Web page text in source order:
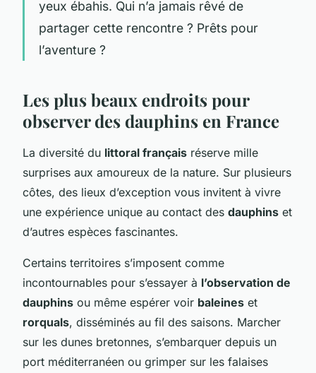
yeux ébahis. Qui n’a jamais rêvé de
partager cette rencontre ? Prêts pour
l’aventure ?
Les plus beaux endroits pour
observer des dauphins en France
La diversité du littoral français réserve mille
surprises aux amoureux de la nature. Sur plusieurs
côtes, des lieux d’exception vous invitent à vivre
une expérience unique au contact des dauphins et
d’autres espèces fascinantes.
Certains territoires s’imposent comme
incontournables pour s’essayer à l’observation de
dauphins ou même espérer voir baleines et
rorquals, disséminés au fil des saisons. Marcher
sur les dunes bretonnes, s’embarquer depuis un
port méditerranéen ou grimper sur les falaises